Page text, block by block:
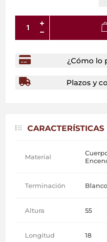
¿Cómo lo
Plazos y
CARACTERÍSTICAS
Material
Terminación
Altura 55
Longitud 18